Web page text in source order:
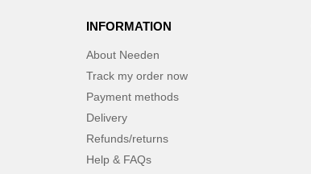
INFORMATION
About Needen
Track my order now
Payment methods
Delivery
Refunds/returns
Help & FAQs